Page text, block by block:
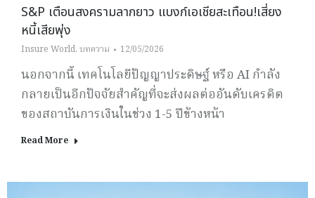
S&P เตือนสงครามลากยาว แบงก์เอเชียสะเทือน!เสี่ยง
หนี้เสียพุ่ง
Insure World, บทความ 12/05/2026
นอกจากนี้ เทคโนโลยีปัญญาประดิษฐ์ หรือ AI กำลัง
กลายเป็นอีกปัจจัยสำคัญที่จะส่งผลต่ออันดับเครดิต
ของสถาบันการเงินในช่วง 1-5 ปีข้างหน้า
Read More